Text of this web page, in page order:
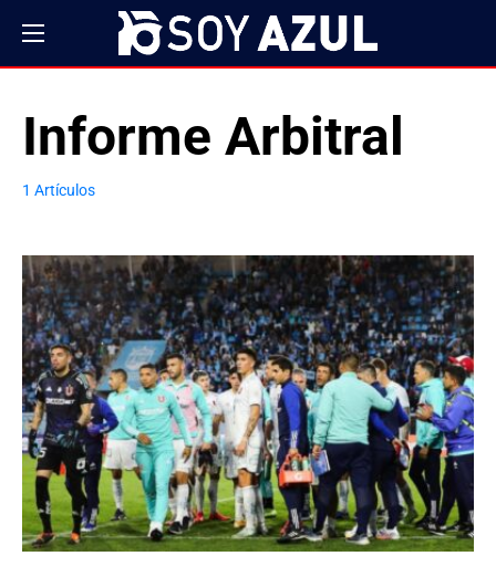
Informe Arbitral
1 Artículos